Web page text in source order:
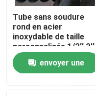
Produits
Vidéos
Tube sans soudure
rond en acier
inoxydable de taille
personnalisée 1/2'' 2''
envoyer une